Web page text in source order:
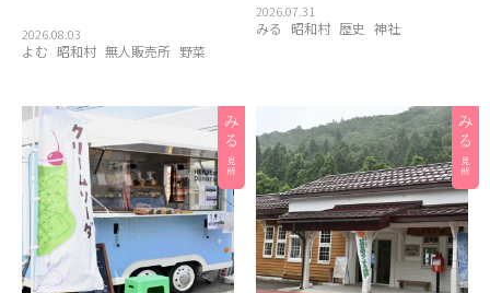
2026.08.03
よむ 昭和村 無人販売所 野菜
2026.07.31
みる 昭和村 歴史 神社